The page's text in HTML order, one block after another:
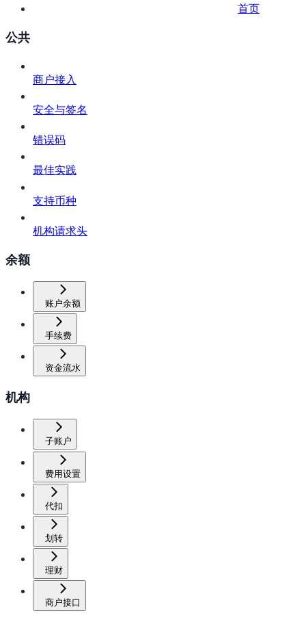
首页
公共
商户接入
安全与签名
错误码
最佳实践
支持币种
机构请求头
余额
账户余额
手续费
资金流水
机构
子账户
费用设置
代扣
划转
理财
商户接口